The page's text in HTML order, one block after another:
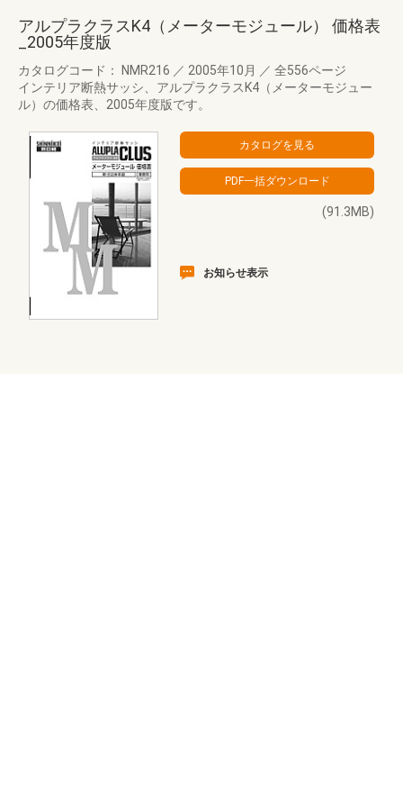
アルプラクラスK4（メーターモジュール） 価格表
_2005年度版
カタログコード： NMR216 ／ 2005年10月 ／ 全556ページ
インテリア断熱サッシ、アルプラクラスK4（メーターモジュー
ル）の価格表、2005年度版です。
(91.3MB)
お知らせ表示